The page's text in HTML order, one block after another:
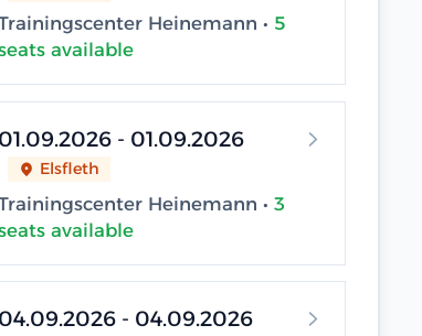
Trainingscenter Heinemann • 5
available
01.09.2026 - 01.09.2026
Elsfleth
Trainingscenter Heinemann • 3
available
04.09.2026 - 04.09.2026